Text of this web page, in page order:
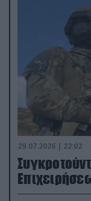
29.07.2026 | 22:02